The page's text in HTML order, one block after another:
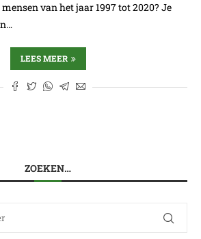
van het jaar 1997 tot 2020? Je
LEES MEER
ZOEKEN…